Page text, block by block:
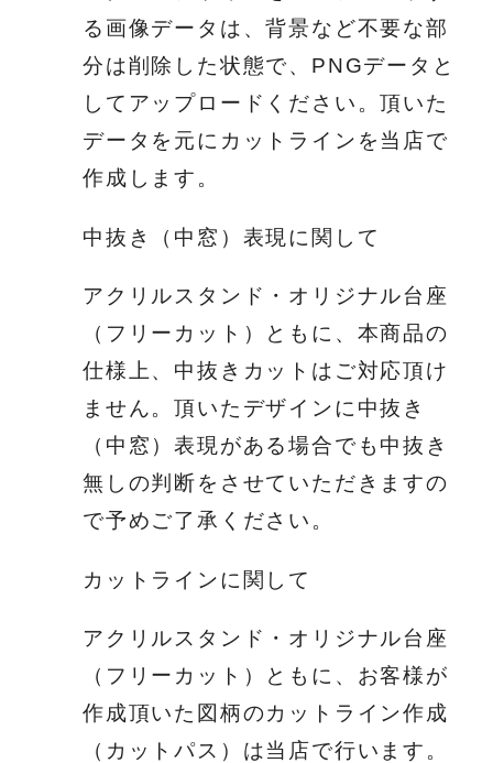
る画像データは、背景など不要な部
分は削除した状態で、PNGデータと
してアップロードください。頂いた
データを元にカットラインを当店で
作成します。
中抜き（中窓）表現に関して
アクリルスタンド・オリジナル台座
（フリーカット）ともに、本商品の
仕様上、中抜きカットはご対応頂け
ません。頂いたデザインに中抜き
（中窓）表現がある場合でも中抜き
無しの判断をさせていただきますの
で予めご了承ください。
カットラインに関して
アクリルスタンド・オリジナル台座
（フリーカット）ともに、お客様が
作成頂いた図柄のカットライン作成
（カットパス）は当店で行います。